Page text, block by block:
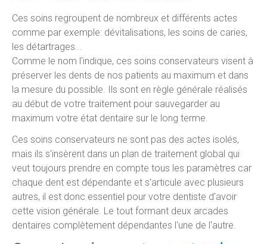
Ces soins regroupent de nombreux et différents actes
comme par exemple: dévitalisations, les soins de caries,
les détartrages...
Comme le nom l'indique, ces soins conservateurs visent à
préserver les dents de nos patients au maximum et dans
la mesure du possible. Ils sont en règle générale réalisés
au début de votre traitement pour sauvegarder au
maximum votre état dentaire sur le long terme.
Ces soins conservateurs ne sont pas des actes isolés,
mais ils s'insèrent dans un plan de traitement global qui
veut toujours prendre en compte tous les paramètres car
chaque dent est dépendante et s'articule avec plusieurs
autres, il est donc essentiel pour votre dentiste d'avoir
cette vision générale. Le tout formant deux arcades
dentaires complètement dépendantes l'une de l'autre.